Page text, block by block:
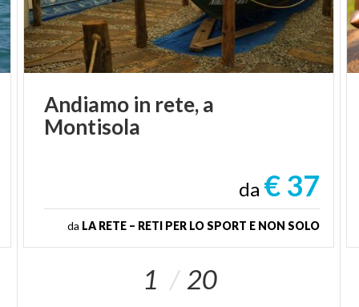
Andiamo in rete,a
Montisola
da € 37
da LA RETE – RETI PER LO SPORT E NON SOLO
1 20